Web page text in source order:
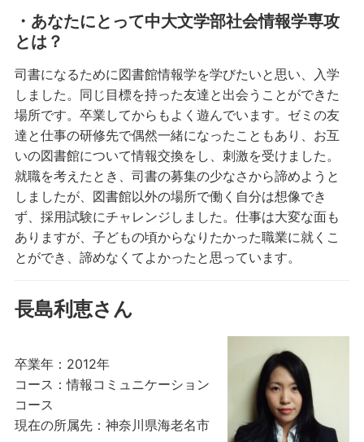
・あなたにとって中大文学部社会情報学専攻
とは？
司書になるために図書館情報学を学びたいと思い、入学
しました。同じ目標を持った友達と出会うことができた
場所です。卒業してからもよく遊んでいます。ゼミの友
達と仕事の研修先で偶然一緒になったこともあり、お互
いの図書館について情報交換をし、刺激を受けました。
就職を考えたとき、司書の募集の少なさから諦めようと
しましたが、図書館以外の場所で働く自分は想像でき
ず、採用試験にチャレンジしました。仕事は大変な面も
ありますが、子どもの頃からなりたかった職業に就くこ
とができ、諦めなくてよかったと思っています。
長島利恵さん
卒業年：2012年
コース：情報コミュニケーション
コース
現在の所属先：神奈川県海老名市